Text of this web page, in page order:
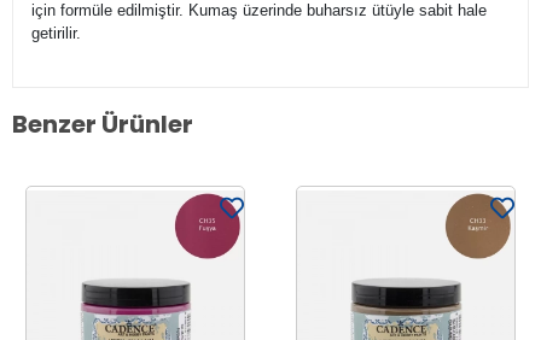
için formüle edilmiştir. Kumaş üzerinde buharsız ütüyle sabit hale
getirilir.
Benzer Ürünler